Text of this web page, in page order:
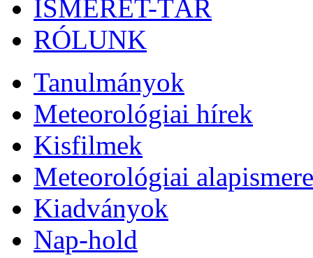
ISMERET-TÁR
RÓLUNK
Tanulmányok
Meteorológiai hírek
Kisfilmek
Meteorológiai
Kiadványok
Nap-hold